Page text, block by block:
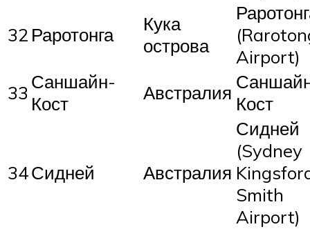
32 Раротонга
Кука
острова
Airport)
33 Саншайн-
Кост
Австралия Кост
34Сидней Австралия
Сидней
(Sydney
Smith
Airport)